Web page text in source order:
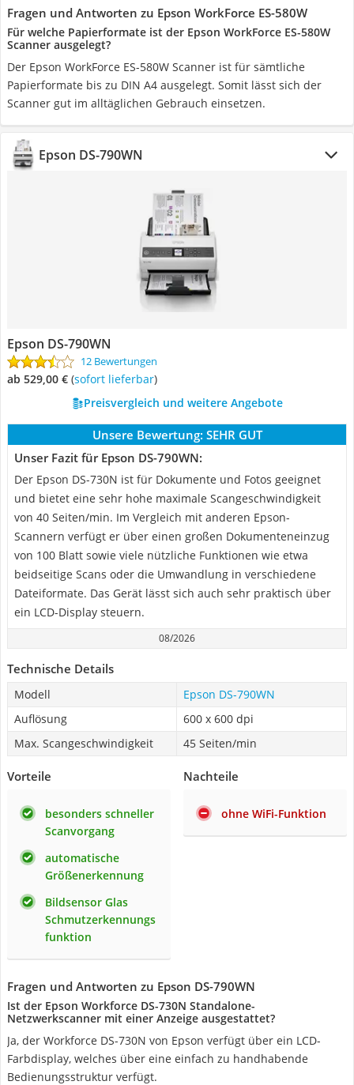
Fragen und Antworten zu Epson WorkForce ES-580W
Für welche Papierformate ist der Epson WorkForce ES-580W
Scanner ausgelegt?
Der Epson WorkForce ES-580W Scanner ist für sämtliche
Papierformate bis zu DIN A4 ausgelegt. Somit lässt sich der
Scanner gut im alltäglichen Gebrauch einsetzen.
Epson DS-790WN
Epson DS-790WN
12 Bewertungen
ab 529,00 € ( Sofort lieferbar)
Preisvergleich und weitere Angebote
Unsere Bewertung: SEHR GUT
Unser Fazit für Epson DS-790WN:
Der Epson DS-730N ist für Dokumente und Fotos geeignet
und bietet eine sehr hohe maximale Scangeschwindigkeit
von 40 Seiten/min. Im Vergleich mit anderen Epson-
Scannern verfügt er über einen großen Dokumenteneinzug
von 100 Blatt sowie viele nützliche Funktionen wie etwa
beidseitige Scans oder die Umwandlung in verschiedene
Dateiformate. Das Gerät lässt sich auch sehr praktisch über
ein LCD-Display steuern.
08/2026
Technische Details
Modell
Epson DS-790WN
Auflösung
600 x 600 dpi
Max. Scangeschwindigkeit
45 Seiten/min
Vorteile
besonders schneller
Scanvorgang
automatische
Größenerkennung
Bildsensor Glas
Schmutzerkennungs
funktion
Nachteile
ohne WiFi-Funktion
Fragen und Antworten zu Epson DS-790WN
Ist der Epson Workforce DS-730N Standalone-
Netzwerkscanner mit einer Anzeige ausgestattet?
Ja, der Workforce DS-730N von Epson verfügt über ein LCD-
Farbdisplay, welches über eine einfach zu handhabende
Bedienungsstruktur verfügt.